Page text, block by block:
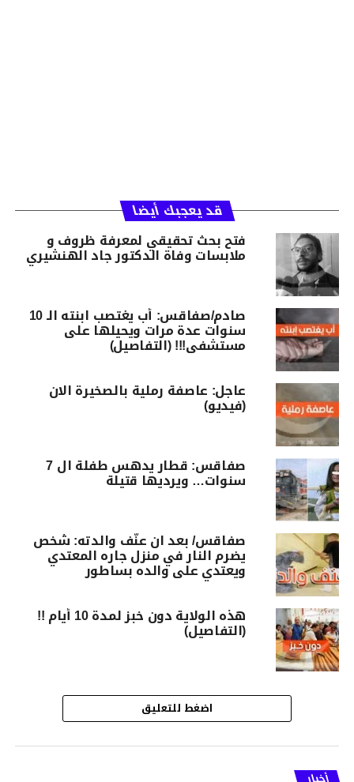
قد يعجبك أيضا
فتح بحث تحقيقي لمعرفة ظروف و
ملابسات وفاة الدكتور جاد الهنشيري
صادم/صفاقس: أب يغتصب ابنته الـ 10
سنوات عدة مرات ويحيلها على
مستشفى!!! (التفاصيل)
عاجل: عاصفة رملية بالصخيرة الان
(فيديو)
صفاقس: قطار يدهس طفلة ال 7
سنوات… ويرديها قتيلة
صفاقس/ بعد ان عنّف والدته: شخص
يضرم النار في منزل جاره المعتدي
ويعتدي على والده بساطور
هذه الولاية دون خبز لمدة 10 أيام !!
(التفاصيل)
اضغط للتعليق